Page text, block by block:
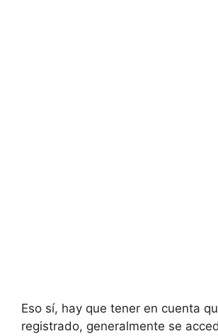
Eso sí, hay que tener en cuenta
registrado, generalmente se